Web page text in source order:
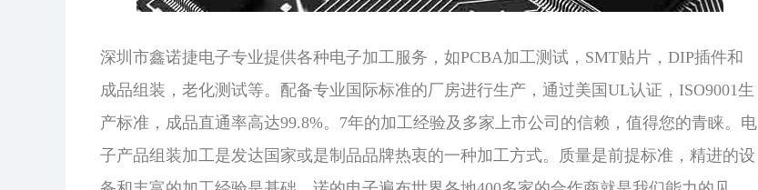
深圳市鑫诺捷电子专业提供各种电子加工服务，如PCBA加工测试， SMT贴片 ， DIP插件和
成品组装，老化测试等。配备专业国际标准的厂房进行生产，通过美国UL认证，ISO9001生
产标准，成品直通率高达99.8%。7年的加工经验及多家上市公司的信赖，值得您的青睐。电
子产品组装加工是发达国家或是制品品牌热衷的一种加工方式。质量是前提标准，精进的设